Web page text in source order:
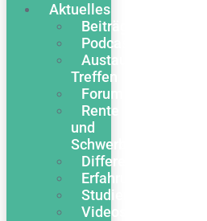
Aktuelles
Beiträge
Podcasts
Austausch
Treffen
Forum
Rente
und
Schwerbehinderung
Differentialdiagnose
Erfahrungsberichte
Studien
Videos